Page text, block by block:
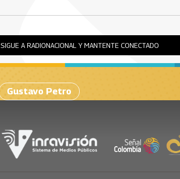
SIGUE A RADIONACIONAL Y MANTENTE CONECTADO
Gustavo Petro